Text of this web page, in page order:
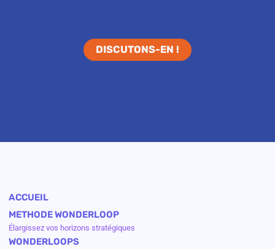
DISCUTONS-EN !
ACCUEIL
METHODE WONDERLOOP
Élargissez vos horizons stratégiques
WONDERLOOPS